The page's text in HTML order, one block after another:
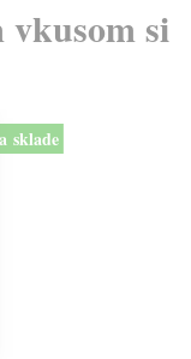
vkusom si
sklade